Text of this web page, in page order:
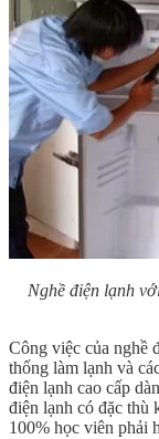
Nghề điện lạnh
Công việc của nghề
thống làm lạnh và
điện lạnh cao cấp
điện lạnh có đặc thù
100% học viên phải